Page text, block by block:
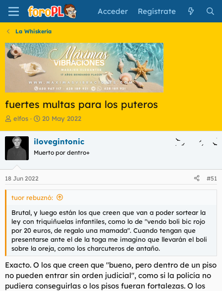
Acceder Regístrate
La Whiskería
fuertes multas para los puteros
I
i
c
a
d
o
r
d
l
t
e
m
a
elfos
F
h
a
e
n
i
i
o
20 May 2022
ilovegintonic
Muerto por dentro+
18 Jun 2022 #51
tuor rebuznó:
Brutal, y luego están los que creen que van a poder sortear la
ley con triquiñuelas infantiles, como lo de "vendo boli bic rojo
por 20 euros, de regalo una mamada". Cuando tengan que
presentarse ante el de la toga me imagino que llevarán el boli
sobre la oreja, como los charcuteros de antaño.
Exacto. O los que creen que "bueno, pero dentro de un piso
no pueden entrar sin orden judicial", como si la policía no
pudiera conseguirlas o los pisos fueran fortalezas. O los